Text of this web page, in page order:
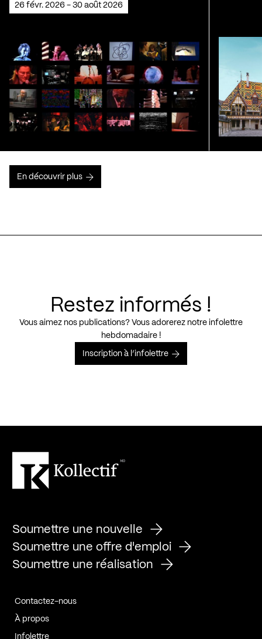
26 févr. 2026 - 30 août 2026
En découvrir plus
Restez informés !
Vous aimez nos publications? Vous adorerez notre infolettre
hebdomadaire !
Inscription à l’infolettre
Soumettre une nouvelle
Soumettre une offre d'emploi
Soumettre une réalisation
Contactez-nous
À propos
Infolettre